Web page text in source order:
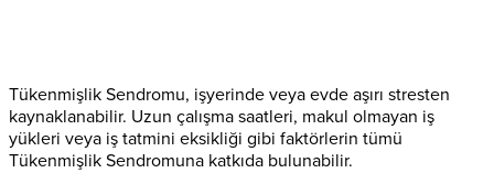
Tükenmişlik Sendromu, işyerinde veya evde aşırı stresten
kaynaklanabilir. Uzun çalışma saatleri, makul olmayan iş
yükleri veya iş tatmini eksikliği gibi faktörlerin tümü
Tükenmişlik Sendromuna katkıda bulunabilir.